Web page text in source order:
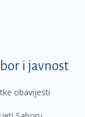
i javnost
obavijesti